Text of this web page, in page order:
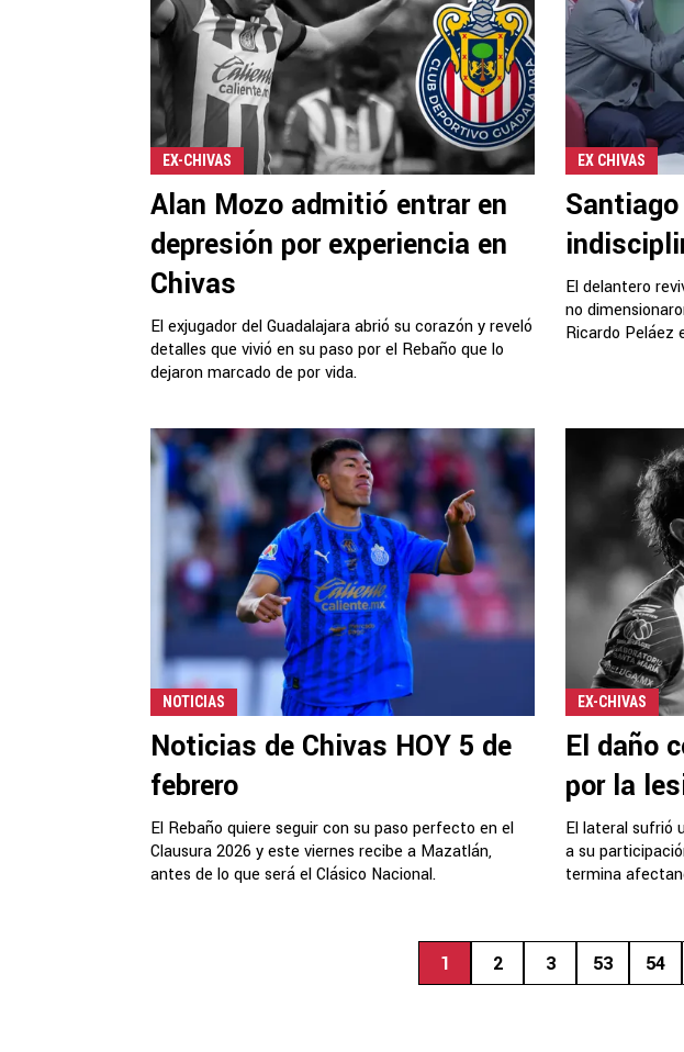
EX-CHIVAS
Alan Mozo admitió entrar en
depresión por experiencia en
Chivas
El exjugador del Guadalajara abrió su corazón y reveló
detalles que vivió en su paso por el Rebaño que lo
dejaron marcado de por vida.
EX CHIVAS
El delantero
no
Ricardo Peláez
NOTICIAS
Noticias de Chivas HOY 5 de
febrero
El Rebaño quiere seguir con su paso perfecto en el
Clausura 2026 y este viernes recibe a Mazatlán,
antes de lo que será el Clásico Nacional.
EX-CHIVAS
El daño
por la
El lateral sufrió
a su
termina
1 2 3 53 54